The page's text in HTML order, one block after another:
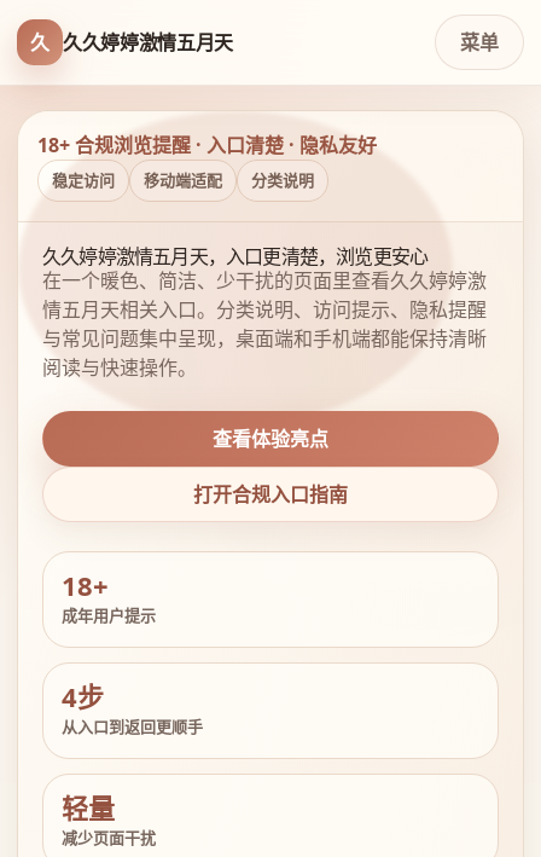
久 久久婷婷激情五月天 菜单
18+ 合规浏览提醒 · 入口清楚 · 隐私友好
稳定访问 移动端适配 分类说明
久久婷婷激情五月天，入口更清楚，浏览更安心
在一个暖色、简洁、少干扰的页面里查看久久婷婷激
情五月天相关入口。分类说明、访问提示、隐私提醒
与常见问题集中呈现，桌面端和手机端都能保持清晰
阅读与快速操作。
查看体验亮点
打开合规入口指南
18+
成年用户提示
4步
从入口到返回更顺手
轻量
减少页面干扰